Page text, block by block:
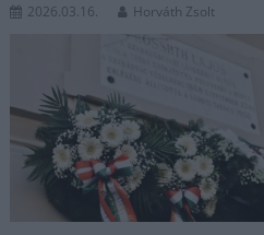
2026.03.16. Horváth Zsolt